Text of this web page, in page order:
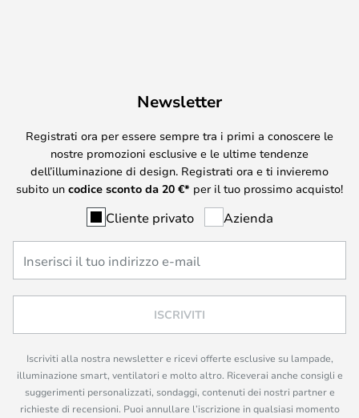
Newsletter
Registrati ora per essere sempre tra i primi a conoscere le
nostre promozioni esclusive e le ultime tendenze
dell’illuminazione di design. Registrati ora e ti invieremo
subito un codice sconto da 20 €* per il tuo prossimo acquisto!
Cliente privato Azienda
ISCRIVITI
Iscriviti alla nostra newsletter e ricevi offerte esclusive su lampade,
illuminazione smart, ventilatori e molto altro. Riceverai anche consigli e
suggerimenti personalizzati, sondaggi, contenuti dei nostri partner e
richieste di recensioni. Puoi annullare l’iscrizione in qualsiasi momento